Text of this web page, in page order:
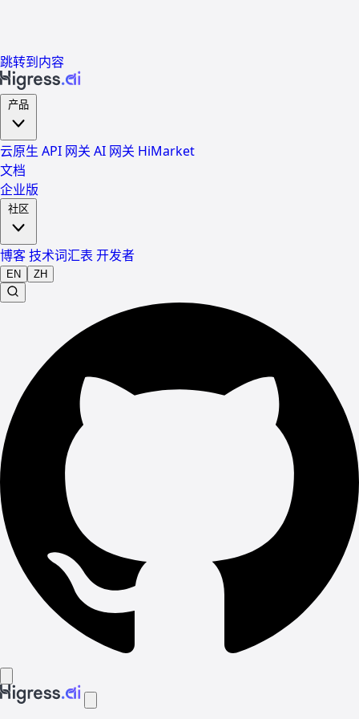
跳转到内容
云原生 API 网关 AI 网关 HiMarket
文档
企业版
博客技术词汇表 开发者
EN ZH